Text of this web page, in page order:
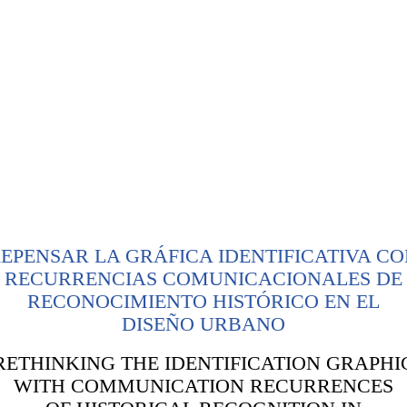
LA GRÁFICA IDENTIFICATIVA
RECURRENCIAS COMUNICACIONALES DE
RECONOCIMIENTO HISTÓRICO EN EL
DISEÑO URBANO
THE IDENTIFICATION
WITH COMMUNICATION RECURRENCES